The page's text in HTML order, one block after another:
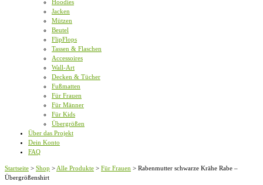
Hoodies
Jacken
Mützen
Beutel
FlipFlops
Tassen & Flaschen
Accessoires
Wall-Art
Decken & Tücher
Fußmatten
Für Frauen
Für Männer
Für Kids
Übergrößen
Über das Projekt
Dein Konto
FAQ
Startseite > Shop > Alle Produkte > Für Frauen > Rabenmutter schwarze Krähe Rabe –
Übergrößenshirt